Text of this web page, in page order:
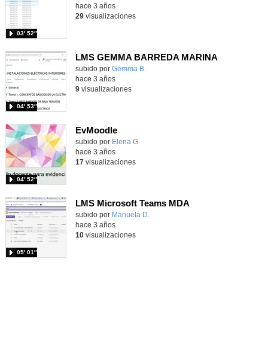
03′ 52″
hace 3 años
29visualizaciones
LMS GEMMA BARREDA MARINA
subido por Gemma B.
04′ 53″
hace 3 años
9visualizaciones
EvMoodle
Contenido educativo.
subido por Elena G.
04′ 52″
hace 3 años
17visualizaciones
LMS Microsoft Teams MDA
subido por Manuela D.
05′ 01″
hace 3 años
10visualizaciones